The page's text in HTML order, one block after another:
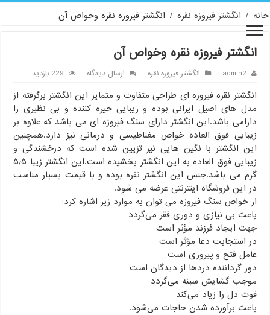
خانه / انگشتر فیروزه نقره / انگشتر فیروزه نقره وخواص آن
انگشتر فیروزه نقره وخواص آن
admin2 انگشتر فیروزه نقره ارسال دیدگاه 229 بازدید
انگشتر نقره فیروزه ای طراحی متفاوت و متمایز این انگشتر برگرفته از
مدل های اصیل ایرانی بوده و زیبایی خیره کننده و بی نظیری را
دارامی باشد.این انگشتر دارای سنگ فیروزه ای می باشد که علاوه بر
زیبایی فوق العاده خواص مغناطیسی و درمانی نیز دارد.همچنین
این انگشتر با نگین هایی نیز تزیین شده است که درخشندگی و
زیبایی فوق العاده به این انگشتر بخشیده است.این انگشتر زیبا ۵٫۵
گرم می باشد.جنس این انگشتر نقره بوده و با قیمت بسیار مناسب
در این فروشگاه اینترنتی عرضه می شود.
از خواص سنگ فیروزه می توان به موارد زیر اشاره کرد:
باعث بى نیازى و دورى فقر مى‌گردد
جهت ایجاد فرزند مؤثر است
در استجابت دعا مؤثر است
عامل فتح و پیروزى است
دور گرداننده دردها از دیدگان است
موجب گشایش سینه مى‌گردد
قوت دل را زیاد مى‌کند
باعث برآورده شدن حاجات مى‌شود.